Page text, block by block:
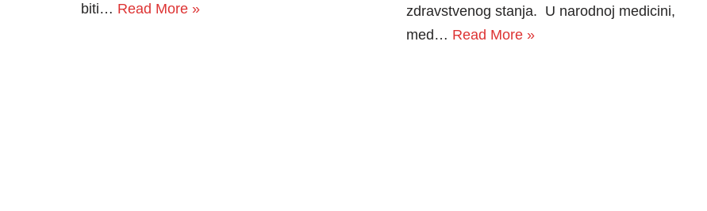
biti… Read More »
zdravstvenog stanja. U narodnoj medicini,
med… Read More »